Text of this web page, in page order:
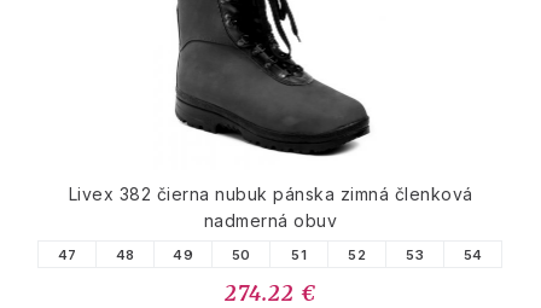
Livex 382 čierna nubuk pánska zimná členková
nadmerná obuv
47 48 49 50 51 52 53 54
274.22 €